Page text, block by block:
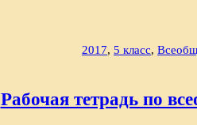
2017, 5 класс,
Рабочая тетрадь по